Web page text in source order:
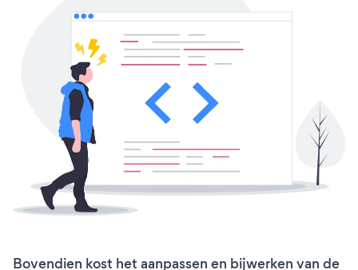
Bovendien kost het aanpassen en bijwerken van de